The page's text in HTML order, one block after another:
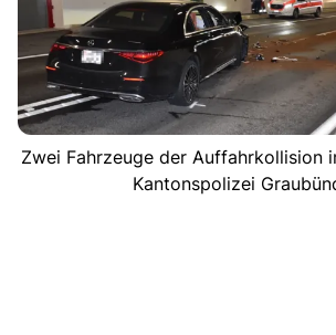
Zwei Fahrzeuge der Auffahrkollision
Kantonspolizei